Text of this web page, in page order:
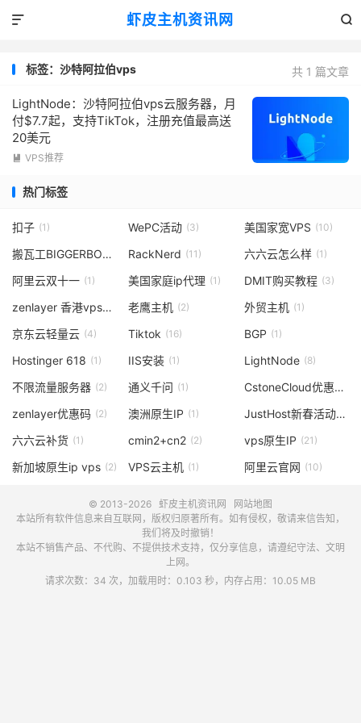
虾皮主机资讯网 

共 1 篇文章
标签：沙特阿拉伯vps
LightNode：沙特阿拉伯vps云服务器，月
付$7.7起，支持TikTok，注册充值最高送
20美元
 VPS推荐
热门标签
扣子 (1) WePC活动 (3) 美国家宽VPS (10)
搬瓦工BIGGERBOX RackNerd (11) 六六云怎么样 (1)
阿里云双十一 (1) 美国家庭ip代理 (1) DMIT购买教程 (3)
zenlayer 香港vps
(1) 老鹰主机 (2) 外贸主机 (1)
京东云轻量云 (4) Tiktok (16) BGP (1)
Hostinger 618 (1) IIS安装 (1) LightNode (8)
不限流量服务器 (2) 通义千问 (1) CstoneCloud优惠码
zenlayer优惠码 (2) 澳洲原生IP (1) JustHost新春活动
(1)
六六云补货 (1) cmin2+cn2 (2) vps原生IP (21)
新加坡原生ip vps (2) VPS云主机 (1) 阿里云官网 (10)
© 2013-2026 虾皮主机资讯网
网站地图
本站所有软件信息来自互联网，版权归原著所有。如有侵权，敬请来信告知，
我们将及时撤销！
本站不销售产品、不代购、不提供技术支持，仅分享信息，请遵纪守法、文明
上网。
请求次数：34 次，加载用时：0.103 秒，内存占用：10.05 MB